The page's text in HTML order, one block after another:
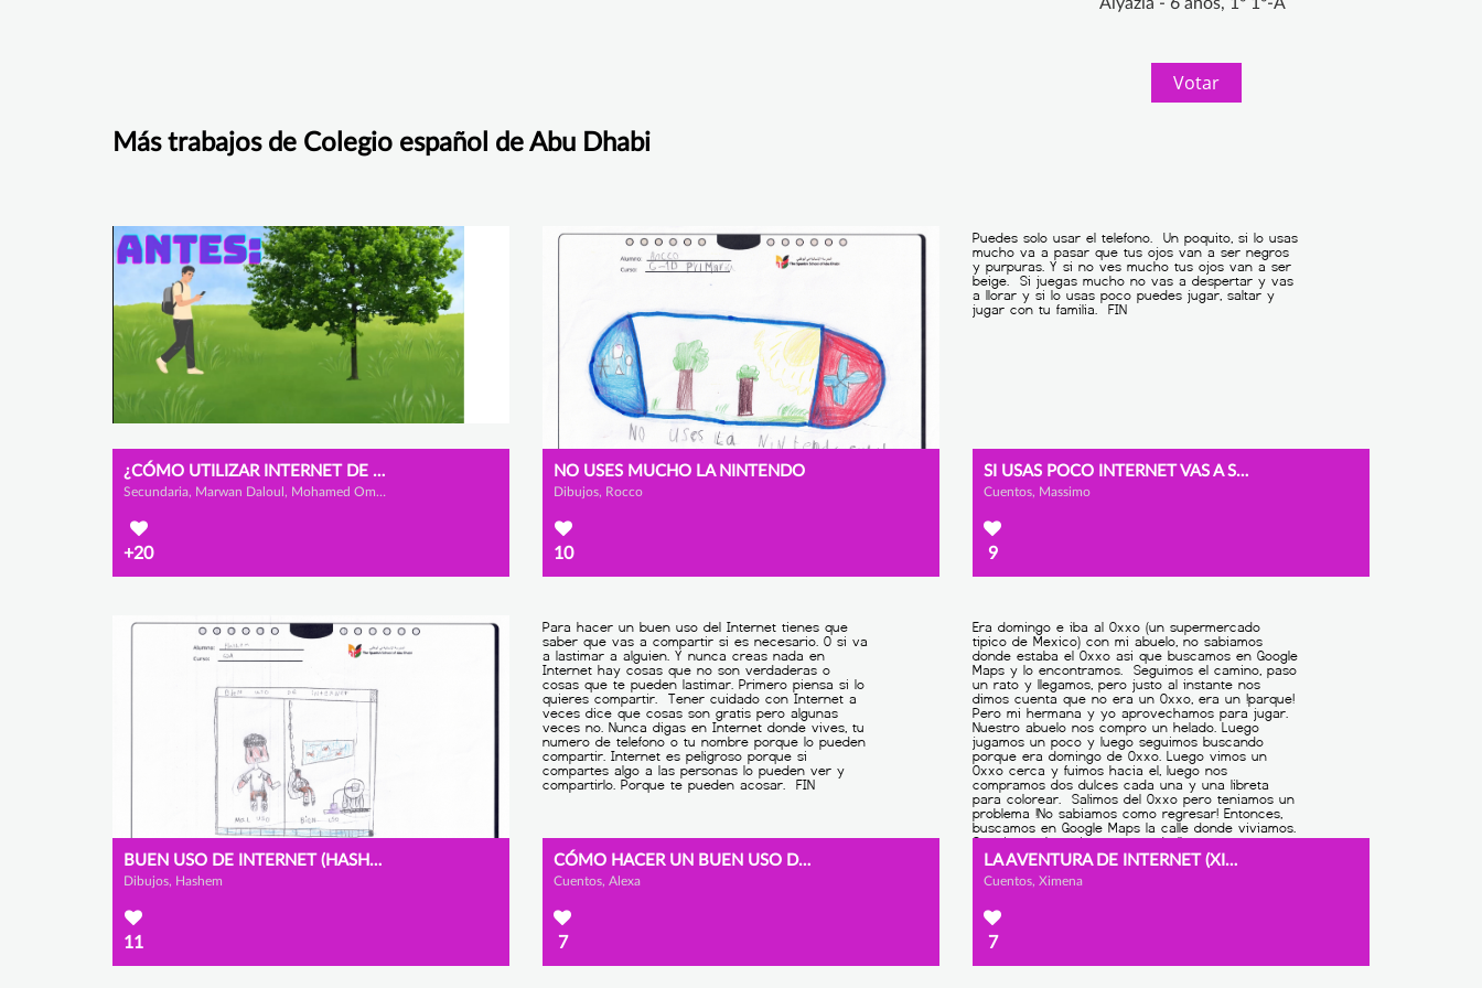
Votar
Más trabajos de Colegio español de Abu Dhabi
¿CÓMO UTILIZAR INTERNET DE FORMA SEGURA Y EDUCATIVA?
Secundaria, Marwan Daloul, Mohamed Omar Alsomehi y Rafael Gámez
+20
NO USES MUCHO LA NINTENDO
Dibujos, Rocco
10
SI USAS POCO INTERNET VAS A SER MÁS FELIZ (MASSIMO. 1º-B)
Cuentos, Massimo
9
BUEN USO DE INTERNET (HASHEM. 2º-A)
Dibujos, Hashem
11
CÓMO HACER UN BUEN USO DE INTERNET (
Cuentos, Alexa
7
LA AVENTURA DE INTERNET (XIMENA. 3º-B)
Cuentos, Ximena
7